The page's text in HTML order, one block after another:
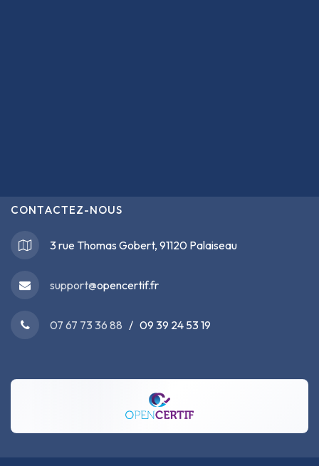
CONTACTEZ-NOUS
3 rue Thomas Gobert, 91120 Palaiseau
support@opencertif.fr
07 67 73 36 88 / 09 39 24 53 19